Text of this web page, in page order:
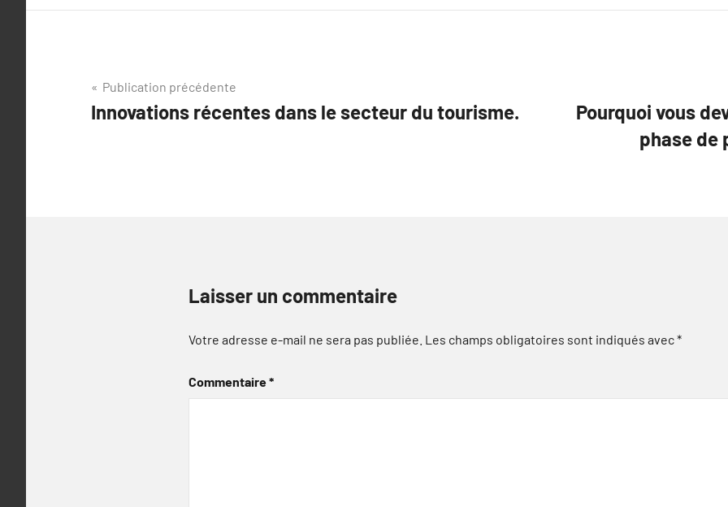
Navigation
de
Publication précédente
Innovations récentes dans le secteur du tourisme.
Pourquoi vous
phase de
Laisser un commentaire
Votre adresse e-mail ne sera pas publiée. Les champs obligatoires sont indiqués avec*
Commentaire*